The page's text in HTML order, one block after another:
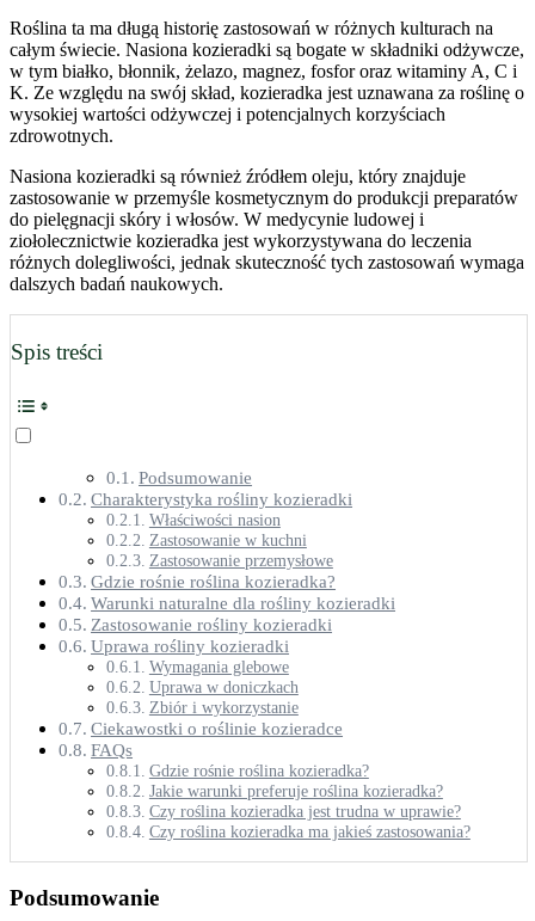
Roślina ta ma długą historię zastosowań w różnych kulturach na
całym świecie. Nasiona kozieradki są bogate w składniki odżywcze,
w tym białko, błonnik, żelazo, magnez, fosfor oraz witaminy A, C i
K. Ze względu na swój skład, kozieradka jest uznawana za roślinę o
wysokiej wartości odżywczej i potencjalnych korzyściach
zdrowotnych.
Nasiona kozieradki są również źródłem oleju, który znajduje
zastosowanie w przemyśle kosmetycznym do produkcji preparatów
do pielęgnacji skóry i włosów. W medycynie ludowej i
ziołolecznictwie kozieradka jest wykorzystywana do leczenia
różnych dolegliwości, jednak skuteczność tych zastosowań wymaga
dalszych badań naukowych.
Spis treści
Podsumowanie
Charakterystyka rośliny kozieradki
Właściwości nasion
Zastosowanie w kuchni
Zastosowanie przemysłowe
Gdzie rośnie roślina kozieradka?
Warunki naturalne dla rośliny kozieradki
Zastosowanie rośliny kozieradki
Uprawa rośliny kozieradki
Wymagania glebowe
Uprawa w doniczkach
Zbiór i wykorzystanie
Ciekawostki o roślinie kozieradce
FAQs
Gdzie rośnie roślina kozieradka?
Jakie warunki preferuje roślina kozieradka?
Czy roślina kozieradka jest trudna w uprawie?
Czy roślina kozieradka ma jakieś zastosowania?
Podsumowanie